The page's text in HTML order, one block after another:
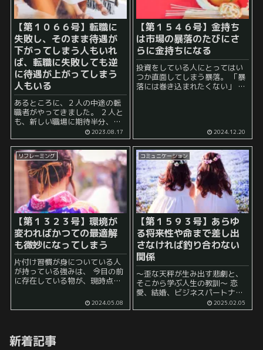
【第１０６６号】転職に
失敗し、そのまま待遇が
下がってしまう人もいれ
ば、転職に失敗しても逆
に待遇が上がってしまう
人もいる
あるところに、２人の中途の転
職者がやってきました。 ２人と
も、新しい職場に期待半分、不
安半分でありつつも、業務を頑
張っていました。 そんなある
日、２人が突然職場の上司に呼
び出されます。 「一体何の話だ
ろうか」 そう...
2023.08.17
【第１５４６号】金持ち
は市場の暴落のたびにさ
らに金持ちになる
投資をしている人にとってはい
つか直面してしまう暴落。 「暴
落には巻き込まれたくない」 と
因となりますが、富... 2024.12.20
リフレーミング
【第１３２３号】環境が
変わればかつての最適解
も微妙になってしまう
片付け習慣が身についている人
が持っている強みは、 今目の前
に存在している物が、現時点に
ェックする習慣が身についてい
ることが多い という点にあるで
2024.05.08
コミュニケーション
【第１５９３号】あらゆ
る将来性や命まで差し出
さなければ釣り合わない
関係
～歪な天秤が生み出す悲劇と、
そこから学ぶ人生の教訓～ 恋
愛、結婚、ビジネスパートナー
シップ… 人生における様々な関
係性において、双方が対等な立
2025.02.05
新着記事